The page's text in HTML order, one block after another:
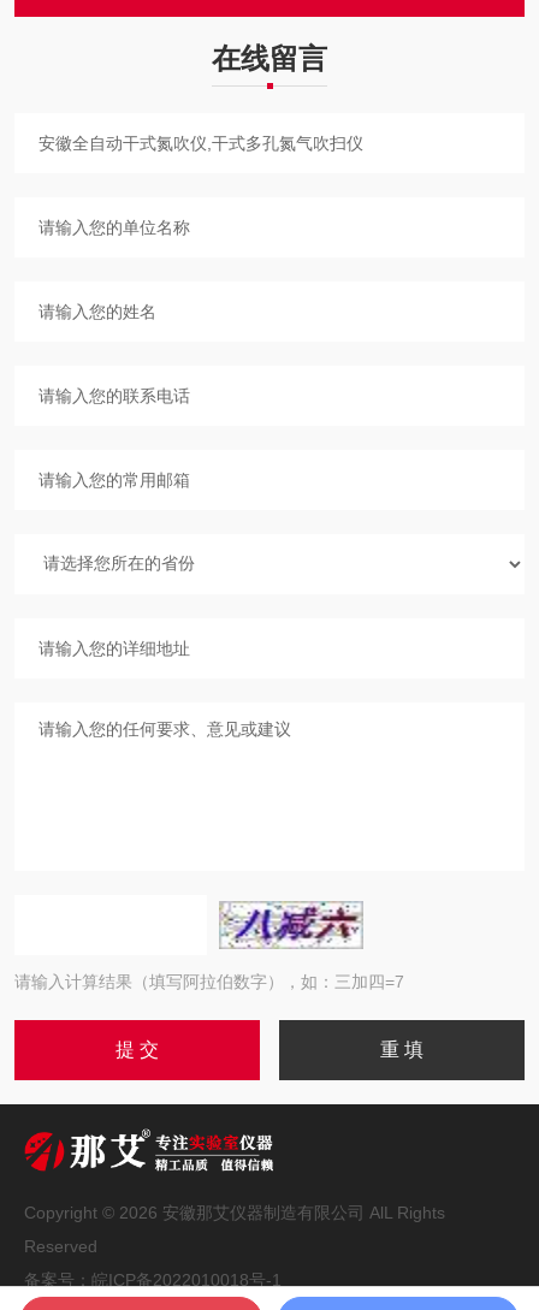
在线留言
请输入计算结果（填写阿拉伯数字），如：三加四=7
Copyright © 2026 安徽那艾仪器制造有限公司 AlL Rights
Reserved
备案号： 皖ICP备2022010018号-1